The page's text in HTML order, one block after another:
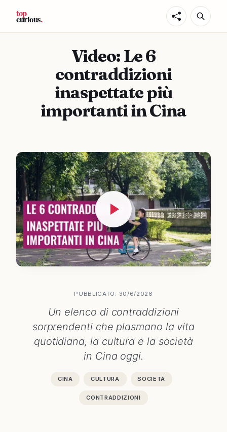
Video: Le 6
contraddizioni
inaspettate più
importanti in Cina
PUBBLICATO: 30/6/2026
Un elenco di contraddizioni
sorprendenti che plasmano la vita
quotidiana, la cultura e la società
in Cina oggi.
CINA CULTURA SOCIETÀ
CONTRADDIZIONI